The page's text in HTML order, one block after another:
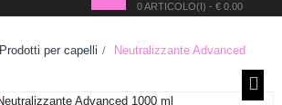
0 ARTICOLO(I) - € 0.00
Prodotti per capelli >
Neutralizzante Advanced